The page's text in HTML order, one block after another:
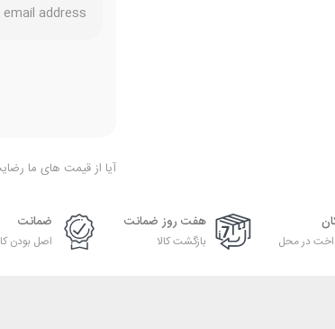
آیا از قیمت های ما
در محل
هفت روز ضمانت
بازگشت کالا
ضمانت
اصل بودن